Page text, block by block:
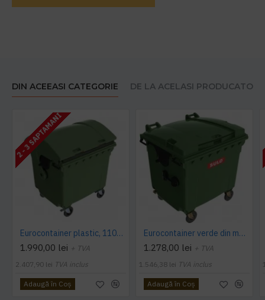
DIN ACEEASI CATEGORIE DE LA ACELASI PRODUCATOR
2 - 3 SAPTAMANI
Eurocontainer plastic, 1100 L, verde, capac rotund - Transport Inclus
1.990,00 lei + TVA
2.407,90 lei TVA inclus
Adaugă în Coş
Eurocontainer verde din material plastic, cu capac plat, SULO, 1100 l - Transport Inclus
1.278,00 lei + TVA
1.546,38 lei TVA inclus
Adaugă în Coş